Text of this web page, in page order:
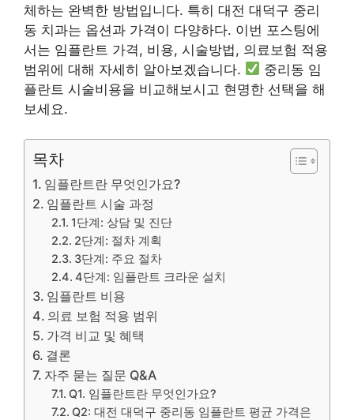
체하는 완벽한 방법입니다. 특히 대전 대덕구 중리
동 치과는 옵션과 가격이 다양하다. 이번 포스팅에
서는 임플란트 가격, 비용, 시술방법, 의료보험 적용
범위에 대해 자세히 알아보겠습니다.
중리동 임
플란트 시술비용을 비교해보시고 현명한 선택을 해
보세요.
목차
임플란트란 무엇인가요?
임플란트 시술 과정
1단계: 상담 및 진단
2단계: 절차 계획
3단계: 주요 절차
4단계: 임플란트 크라운 설치
임플란트 비용
의료 보험 적용 범위
가격 비교 및 ​​혜택
결론
자주 묻는 질문 Q&A
Q1. 임플란트란 무엇인가요?
Q2: 대전 대덕구 중리동 임플란트 평균 가격은